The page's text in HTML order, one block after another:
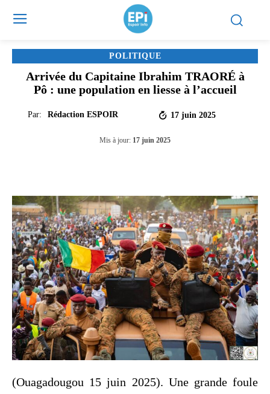
POLITIQUE
Arrivée du Capitaine Ibrahim TRAORÉ à
Pô : une population en liesse à l’accueil
Par: Rédaction ESPOIR 17 juin 2025
Mis à jour: 17 juin 2025
(Ouagadougou 15 juin 2025). Une grande foule